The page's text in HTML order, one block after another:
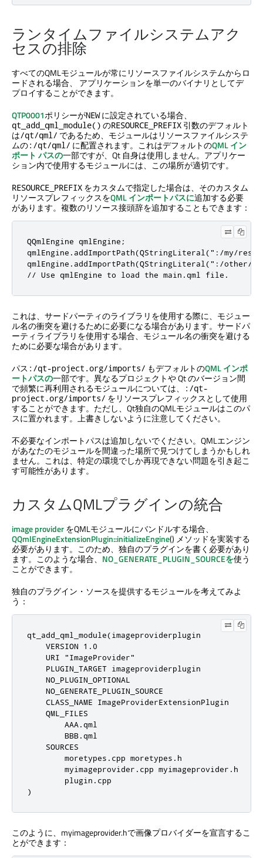
ランタイムファイルシステムアク
セスの排除
すべてのQMLモジュールが常にリソースファイルシステムからロ
ードされる場合、 アプリケーションを単一のバイナリとしてデ
プロイすることができます。
QTP0001ポリシーがNEWに設定されている場合、
qt_add_qml_module() のRESOURCE_PREFIX 引数のデフォルト
は/qt/qml/ であるため、モジュールはリソースファイルシステ
ムの:/qt/qml/ に配置されます。これはデフォルトのQML イン
ポート パスの一部ですが、Qt 自身は使用しません。アプリケー
ション内で使用するモジュールには、この場所が適切です。
RESOURCE_PREFIX をカスタムで指定した場合は、そのカスタム
リソースプレフィックスをQML インポートパスに追加する必要
があります。複数のリソース接頭辞を追加することもできます：
QQmlEngine qmlEngine;
qmlEngine.addImportPath(QStringLiteral(":/my/
qmlEngine.addImportPath(QStringLiteral(":/other/
// Use qmlEngine to load the main.qml file.
これは、サードパーティのライブラリを使用する際に、モジュー
ル名の衝突を避けるために必要になる場合があります。サードパ
ーティライブラリを使用する場合、モジュール名の衝突を避ける
ために必要な場合があります。
パス :/qt-project.org/imports/ もデフォルトのQML インポ
ートパスの一部です。異なるプロジェクトや Qt のバージョン間
で頻繁に再利用されるモジュールについては、
:/qt-
project.org/imports/ をリソースプレフィックスとして使用
することができます。ただし、Qt独自のQMLモジュールはこのパ
スに置かれます。上書きしないように注意してください。
不必要なインポートパスは追加しないでください。QMLエンジン
があなたのモジュールを間違った場所で見つけてしまうかもしれ
ません。これは、特定の環境でしか再現できない問題を引き起こ
す可能性があります。
カスタムQMLプラグインの統合
image providerをQMLモジュールにバンドルする場合、
QQmlEngineExtensionPlugin::initializeEngine() メソッドを実装する
必要があります。このため、独自のプラグインを書く必要があり
ます。このような場合、 NO_GENERATE_PLUGIN_SOURCEを使う
ことができます。
独自のプラグイン・ソースを提供するモジュールを考えてみよ
う：
qt_add_qml_module(imageproviderplugin
    VERSION 1.0
    URI "ImageProvider"
    PLUGIN_TARGET imageproviderplugin
    NO_PLUGIN_OPTIONAL
    NO_GENERATE_PLUGIN_SOURCE
    CLASS_NAME ImageProviderExtensionPlugin
    QML_FILES
        AAA.qml
        BBB.qml
    SOURCES
        moretypes.cpp moretypes.h
        myimageprovider.cpp myimageprovider.h
        plugin.cpp
)
このように、myimageprovider.hで画像プロバイダーを宣言するこ
とができます：